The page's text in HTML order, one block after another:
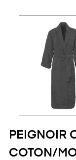
PEIGNOIR
COTON/